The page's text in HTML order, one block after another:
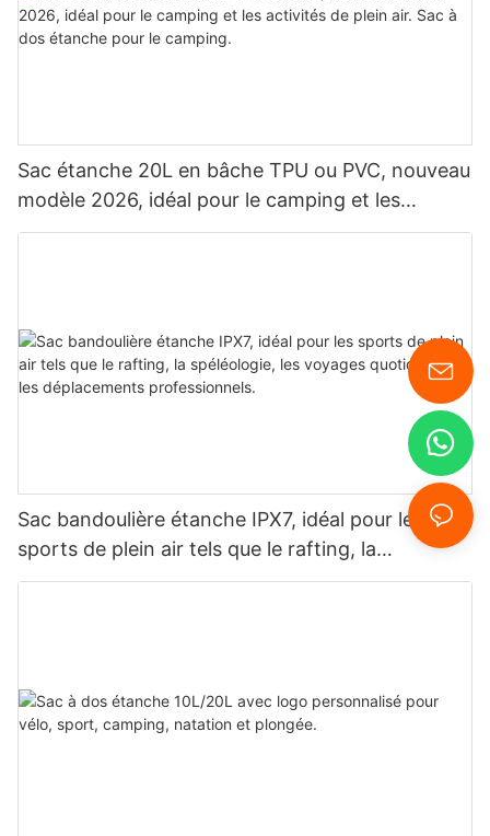
Sac étanche 20L en bâche TPU ou PVC, nouveau
modèle 2026, idéal pour le camping et les
activités de plein air. Sac à dos étanche pour le
Sac bandoulière étanche IPX7, idéal pour les
sports de plein air tels que le rafting, la
spéléologie, les voyages quotidiens et les